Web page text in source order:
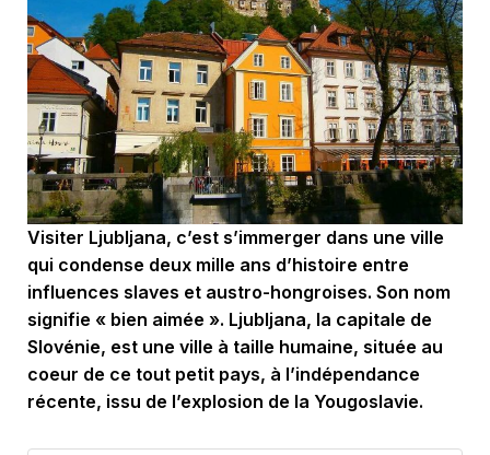
Visiter Ljubljana, c’est s’immerger dans une ville
qui condense deux mille ans d’histoire entre
influences slaves et austro-hongroises. Son nom
signifie « bien aimée ». Ljubljana, la capitale de
Slovénie, est une ville à taille humaine, située au
coeur de ce tout petit pays, à l’indépendance
récente, issu de l’explosion de la Yougoslavie.